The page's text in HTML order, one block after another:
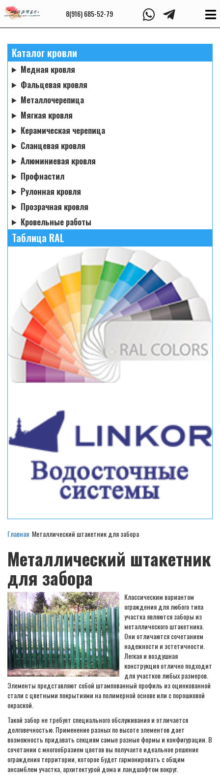
8(916) 685-52-79
Каталог кровли
Медная кровля
Фальцевая кровля
Металлочерепица
Мягкая кровля
Керамическая черепица
Сланцевая кровля
Алюминиевая кровля
Профнастил
Рулонная кровля
Прозрачная кровля
Кровельные работы
Таблица RAL
Главная Металлический штакетник для забора
Металлический штакетник
для забора
Классическим вариантом
ограждения для любого типа
участка являются заборы из
металлического штакетника.
Они отличаются сочетанием
надежности и эстетичности.
Легкая и воздушная
конструкция отлично подходит
для участков любых размеров.
Элементы представляют собой штампованный профиль из оцинкованной
стали с цветными покрытиями на полимерной основе или с порошковой
окраской.
Такой забор не требует специального обслуживания и отличается
долговечностью. Применение разных по высоте элементов дает
возможность придавать секциям самые разные формы и конфигурации. В
сочетании с многообразием цветов вы получаете идеальное решение
ограждения территории, которое будет гармонировать с общим
ансамблем участка, архитектурой дома и ландшафтом вокруг.